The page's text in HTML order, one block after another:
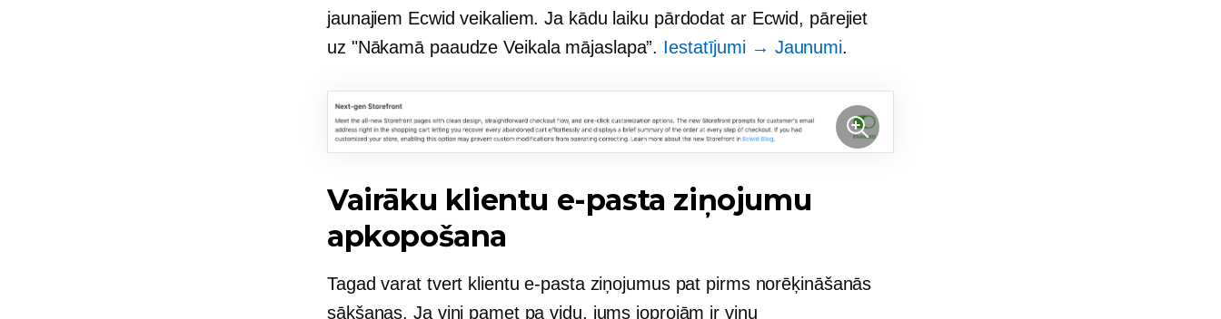
jaunajiem Ecwid veikaliem. Ja kādu laiku pārdodat ar Ecwid, pārejiet
uz "Nākamā paaudze Veikala mājaslapa”. Iestatījumi → Jaunumi.
Vairāku klientu e-pasta ziņojumu
apkopošana
Tagad varat tvert klientu e-pasta ziņojumus pat pirms norēķināšanās
sākšanas. Ja viņi pamet pa vidu, jums joprojām ir viņu